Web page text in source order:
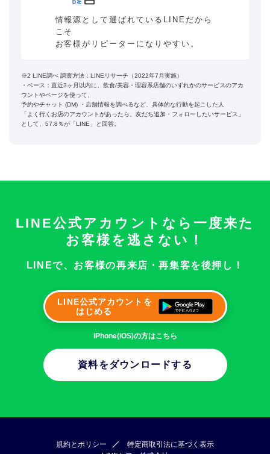
情報源として選ばれているLINEだから
こそ
お客様がリピーターになりやすい。
※2 LINE調べ 調査方法：LINEリサーチ（2022年7月実施）
・ベース：直近3ヶ月以内に、飲食/美容・理容系店舗のいずれかのサービスのアカ
ウントやページを使って、
予約やチャット (DM) ・店舗情報を調べるなど、具体的な行動を起こした人
「よく行くお店のアカウントがあったら、友だち追加・フォローしたいサービス」
として、57.8％が「LINE」と回答。
LINE公式アカウントなら 一度来た
お客様を逃さない！
LINEで、お客様の再来店・再集客を後押し！
LINE公式アカウントを
はじめる
iPhone(iOS)の方はこちら
資料をダウンロードする
規約とポリシー
特定商取引法に基づく表示